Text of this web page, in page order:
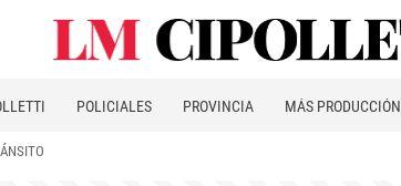
POLICIALES PROVINCIA MÁS PRODUCCIÓN